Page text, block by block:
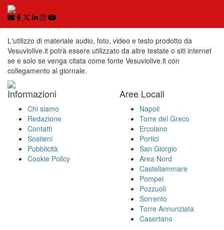
L'utilizzo di materiale audio, foto, video e testo prodotto da
Vesuviolive.it potrà essere utilizzato da altre testate o siti internet
se e solo se venga citata come fonte Vesuviolive.it con
collegamento al giornale.
Informazioni
Chi siamo
Redazione
Contatti
Sostieni
Pubblicità
Cookie Policy
Aree Locali
Napoli
Torre del Greco
Ercolano
Portici
San Giorgio
Area Nord
Castellammare
Pompei
Pozzuoli
Sorrento
Torre Annunziata
Casertano